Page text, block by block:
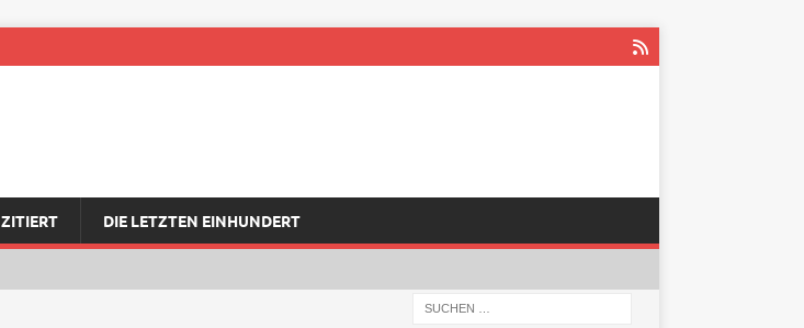
ZITIERT DIE LETZTEN EINHUNDERT